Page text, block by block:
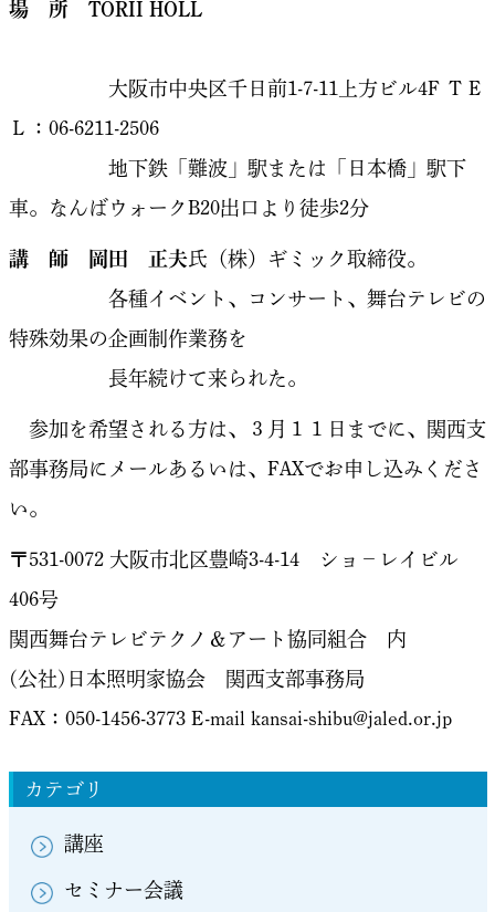
カテゴリ
講座
セミナー会議
場 所 TORII HOLL
大阪市中央区千日前1-7-11上方ビル4F ＴＥ
Ｌ：06-6211-2506
地下鉄「難波」駅または「日本橋」駅下
車。なんばウォークB20出口より徒歩2分
講 師 岡田 正夫氏（株）ギミック取締役。
各種イベント、コンサート、舞台テレビの
特殊効果の企画制作業務を
長年続けて来られた。
参加を希望される方は、３月１１日までに、関西支
部事務局にメールあるいは、FAXでお申し込みくださ
い。
〒531-0072 大阪市北区豊崎3-4-14 ショ−レイビル
406号
関西舞台テレビテクノ＆アート協同組合 内
(公社)日本照明家協会 関西支部事務局
FAX：050-1456-3773 E-mail kansai-shibu@jaled.or.jp